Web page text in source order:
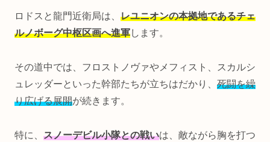
ロドスと龍門近衛局は、 レユニオンの本拠地であるチェ
ルノボーグ中枢区画へ進軍します。
その道中では、フロストノヴァやメフィスト、スカルシ
ュレッダーといった幹部たちが立ちはだかり、 死闘を繰
り広げる展開が続きます。
特に、 スノーデビル小隊との戦いは、敵ながら胸を打つ